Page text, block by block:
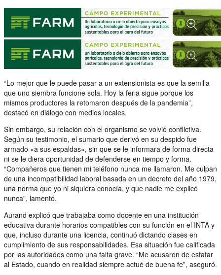
“Lo mejor que le puede pasar a un extensionista es que la semilla
que uno siembra funcione sola. Hoy la feria sigue porque los
mismos productores la retomaron después de la pandemia”,
destacó en diálogo con medios locales.
Sin embargo, su relación con el organismo se volvió conflictiva.
Según su testimonio, el sumario que derivó en su despido fue
armado «a sus espaldas», sin que se le informara de forma directa
ni se le diera oportunidad de defenderse en tiempo y forma.
“Compañeros que tienen mi teléfono nunca me llamaron. Me culpan
de una incompatibilidad laboral basada en un decreto del año 1979,
una norma que yo ni siquiera conocía, y que nadie me explicó
nunca”, lamentó.
Aurand explicó que trabajaba como docente en una institución
educativa durante horarios compatibles con su función en el INTA y
que, incluso durante una licencia, continuó dictando clases en
cumplimiento de sus responsabilidades. Esa situación fue calificada
por las autoridades como una falta grave. “Me acusaron de estafar
al Estado, cuando en realidad siempre actué de buena fe”, aseguró.